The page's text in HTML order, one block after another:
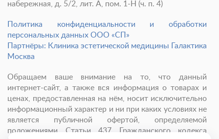
набережная, д. 5/2, лит. А, пом. 1-Н (ч. п. 4)
Политика конфиденциальности и обработки
персональных данных ООО «СП»
Партнёры: Клиника эстетической медицины Галактика
Москва
Обращаем ваше внимание на то, что данный
интернет-сайт, а также вся информация о товарах и
ценах, предоставленная на нём, носит исключительно
информационный характер и ни при каких условиях не
является публичной офертой, определяемой
положениями Статьи 437 Гражданского кодекса